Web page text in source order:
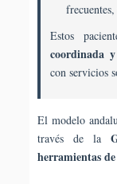
Estos
coordinada
con servicios
El modelo
través de la
herramientas